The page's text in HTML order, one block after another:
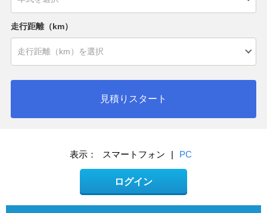
走行距離（km）
見積りスタート
表示： スマートフォン | PC
ログイン